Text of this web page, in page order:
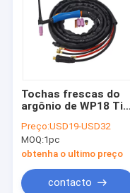
Tochas frescas do
argônio de WP18 Tig
Accessories Water
Preço:USD19-USD32
MOQ:1pc
obtenha o ultimo preço
contacto